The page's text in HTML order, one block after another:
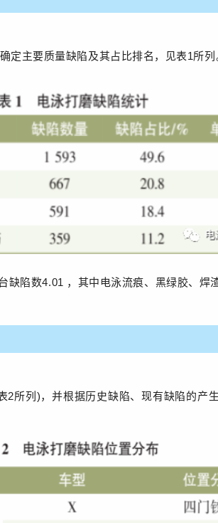
定主要质量缺陷及其占比排名，见表1所列
陷数4.01 ，其中电泳流痕、黑绿胶、焊
所列)，并根据历史缺陷、现有缺陷的产